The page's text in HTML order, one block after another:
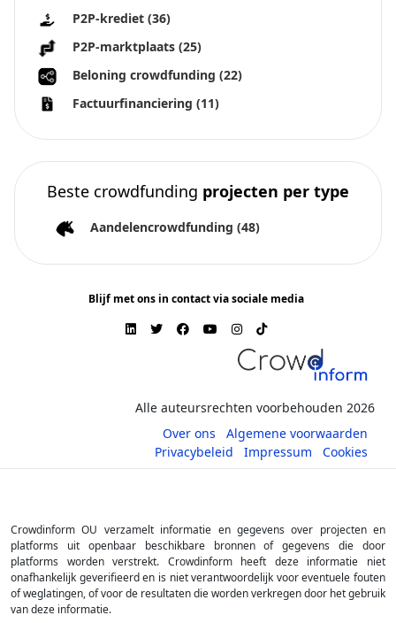
P2P-krediet (36)
P2P-marktplaats (25)
Beloning crowdfunding (22)
Factuurfinanciering (11)
Beste crowdfunding projecten per type
Aandelencrowdfunding (48)
Blijf met ons in contact via sociale media
Alle auteursrechten voorbehouden 2026
Over ons
Algemene voorwaarden
Privacybeleid
Impressum Cookies
Crowdinform OU verzamelt informatie en gegevens over projecten en
platforms uit openbaar beschikbare bronnen of gegevens die door
platforms worden verstrekt. Crowdinform heeft deze informatie niet
onafhankelijk geverifieerd en is niet verantwoordelijk voor eventuele fouten
of weglatingen, of voor de resultaten die worden verkregen door het gebruik
van deze informatie.